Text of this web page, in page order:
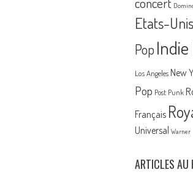
Etats-Unis
Pop
Los Angeles New
Pop Post Punk
Français
Universal Warner
ARTICLES AU